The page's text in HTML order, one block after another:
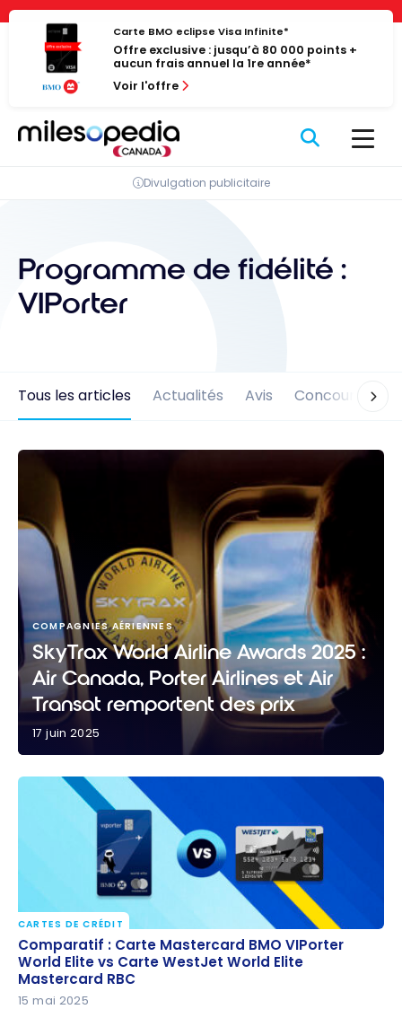
Panneau de gestion des cookies
Passer
contenu
Carte BMO eclipse Visa Infinite*
Offre exclusive : jusqu’à 80 000 points +
aucun frais annuel la 1re année*
Voir l'offre
Divulgation publicitaire
Programme de fidélité :
VIPorter
Tous les articles Actualités Avis Concours
Porter Airlines et Air Transat remportent des prix
COMPAGNIES AÉRIENNES
SkyTrax World Airline Awards 2025 :
Air Canada, Porter Airlines et Air
Transat remportent des prix
17 juin 2025
Comparatif : Carte Mastercard BMO VIPorter World
Elite vs Carte WestJet World Elite Mastercard RBC
CARTES DE CRÉDIT
Comparatif : Carte Mastercard BMO VIPorter
World Elite vs Carte WestJet World Elite
Mastercard RBC
15 mai 2025